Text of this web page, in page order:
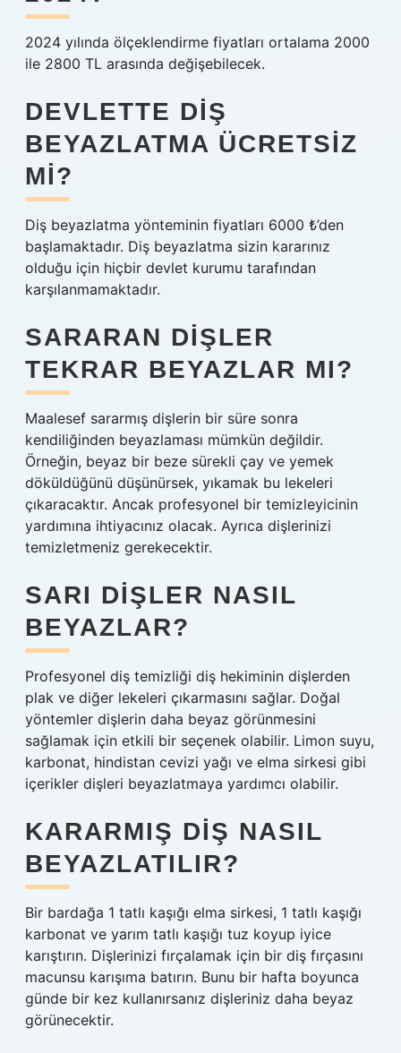
2024 yılında ölçeklendirme fiyatları ortalama 2000
ile 2800 TL arasında değişebilecek.
DEVLETTE DIŞ
BEYAZLATMA ÜCRETSIZ
MI?
Diş beyazlatma yönteminin fiyatları 6000 ₺’den
başlamaktadır. Diş beyazlatma sizin kararınız
olduğu için hiçbir devlet kurumu tarafından
karşılanmamaktadır.
SARARAN DIŞLER
TEKRAR BEYAZLAR MI?
Maalesef sararmış dişlerin bir süre sonra
kendiliğinden beyazlaması mümkün değildir.
Örneğin, beyaz bir beze sürekli çay ve yemek
döküldüğünü düşünürsek, yıkamak bu lekeleri
çıkaracaktır. Ancak profesyonel bir temizleyicinin
yardımına ihtiyacınız olacak. Ayrıca dişlerinizi
temizletmeniz gerekecektir.
SARI DIŞLER NASIL
BEYAZLAR?
Profesyonel diş temizliği diş hekiminin dişlerden
plak ve diğer lekeleri çıkarmasını sağlar. Doğal
yöntemler dişlerin daha beyaz görünmesini
sağlamak için etkili bir seçenek olabilir. Limon suyu,
karbonat, hindistan cevizi yağı ve elma sirkesi gibi
içerikler dişleri beyazlatmaya yardımcı olabilir.
KARARMIŞ DIŞ NASIL
BEYAZLATILIR?
Bir bardağa 1 tatlı kaşığı elma sirkesi, 1 tatlı kaşığı
karbonat ve yarım tatlı kaşığı tuz koyup iyice
karıştırın. Dişlerinizi fırçalamak için bir diş fırçasını
macunsu karışıma batırın. Bunu bir hafta boyunca
günde bir kez kullanırsanız dişleriniz daha beyaz
görünecektir.